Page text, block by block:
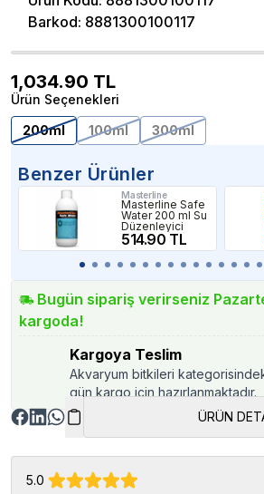
Barkod: 8881300100117
1,034.90 TL
Ürün Seçenekleri
200ml
100ml 300ml
Benzer Ürünler
Masterline
Masterline Safe
Water 200 ml Su
Düzenleyici
514.90 TL
Bugün sipariş verirseniz
kargoda!
Kargoya Teslim
Akvaryum bitkileri
gün kargo için hazırlanmaktadır.
ÜRÜN
5.0